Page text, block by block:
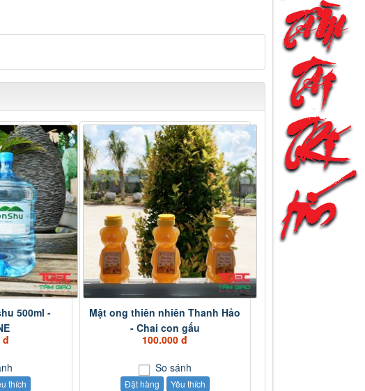
500ml -
đ
thích
Mật ong thiên nhiên Thanh Hảo
- Chai con gấu
100.000 đ
So sánh
Đặt hàng Yêu thích